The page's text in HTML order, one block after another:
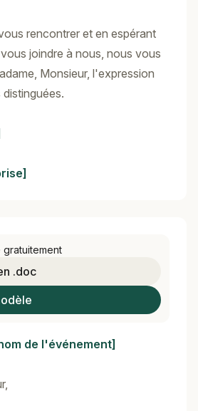
rencontrer et en espérant
joindre à nous, nous vous
Monsieur, l'expression
.doc
de l'événement]